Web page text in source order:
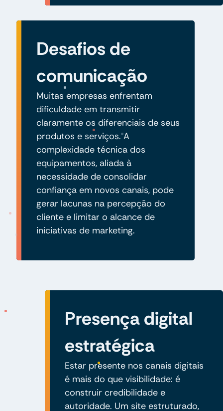
Desafios de
comunicação
Muitas empresas enfrentam
dificuldade em transmitir
claramente os diferenciais de seus
produtos e serviços. A
complexidade técnica dos
equipamentos, aliada à
necessidade de consolidar
confiança em novos canais, pode
gerar lacunas na percepção do
cliente e limitar o alcance de
iniciativas de marketing.
Presença digital
estratégica
Estar presente nos canais digitais
é mais do que visibilidade: é
construir credibilidade e
autoridade. Um site estruturado,